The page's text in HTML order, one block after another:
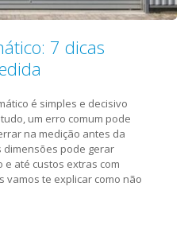
7 dicas
é simples e decisivo
um erro comum pode
na medição antes da
dimensões pode gerar
até custos extras com
vamos te explicar como não